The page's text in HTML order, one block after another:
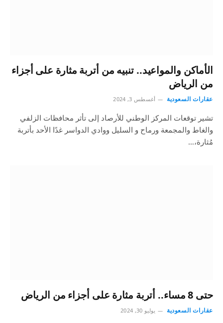
الأماكن والمواعيد.. تنبيه من أتربة مثارة على أجزاء
من الرياض
عقارات السعودية أغسطس 3, 2024
تشير توقعات المركز الوطني للأرصاد إلى تأثر محافظات الزلفي
والغاط والمجمعة ورماح و السليل ووادي الدواسر غدًا الأحد بأتربة
مُثارة،…
حتى 8 مساء.. أتربة مثارة على أجزاء من الرياض
عقارات السعودية يوليو 30, 2024